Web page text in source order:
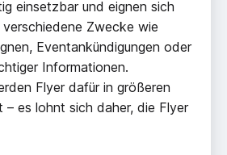
einsetzbar und eignen sich
Zwecke wie
Eventankündigungen oder
Informationen.
Flyer dafür in größeren
– es lohnt sich daher, die Flyer